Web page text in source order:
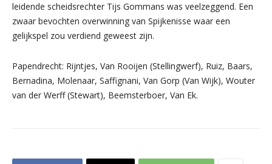
leidende scheidsrechter Tijs Gommans was veelzeggend. Een
zwaar bevochten overwinning van Spijkenisse waar een
gelijkspel zou verdiend geweest zijn.
Papendrecht: Rijntjes, Van Rooijen (Stellingwerf), Ruiz, Baars,
Bernadina, Molenaar, Saffignani, Van Gorp (Van Wijk), Wouter
van der Werff (Stewart), Beemsterboer, Van Ek.